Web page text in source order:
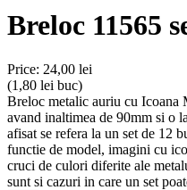
Breloc 11565
Price: 24,00 lei
(1,80 lei buc)
Breloc metalic auriu cu
avand inaltimea de 90mm si o
afisat se refera la un set de 12
functie de model, imagini cu
cruci de culori diferite ale
sunt si cazuri in care un set